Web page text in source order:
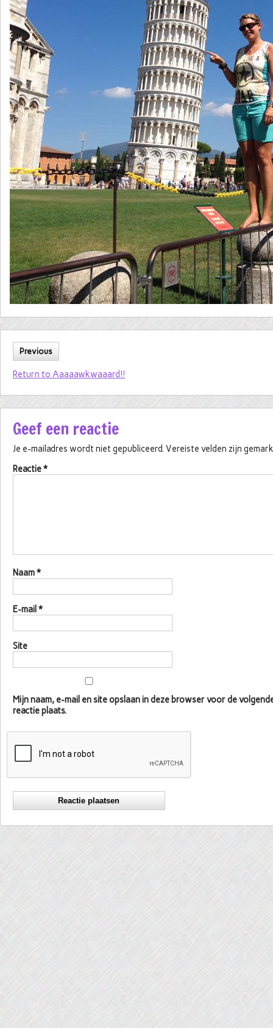
Previous
Return to Aaaaawkwaaard!!
Geef een reactie
Je e-mailadres wordt niet gepubliceerd. Vereiste velden zijn
Reactie*
Naam*
E-mail *
Site
Mijn naam, e-mail en site opslaan in deze browser voor de
reactie plaats.